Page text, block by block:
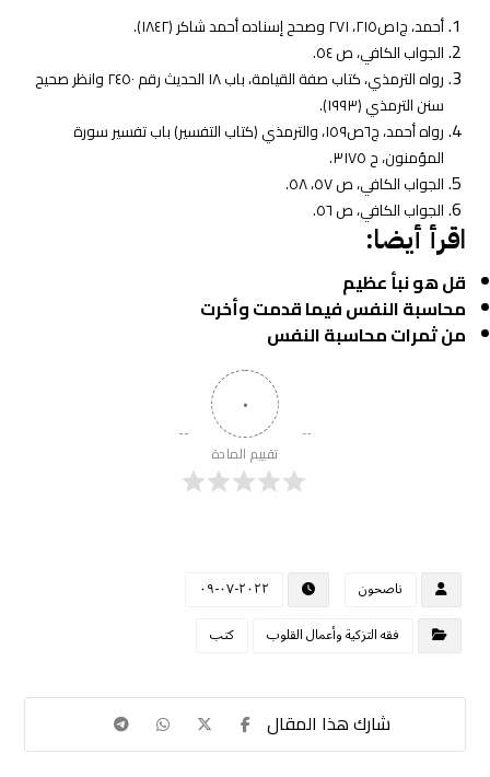
أحمد، ج١ص٢١٥، ٢٧١ وصحح إسناده أحمد شاكر (١٨٤٢).
الجواب الكافي، ص ٥٤.
رواه الترمذي، كتاب صفة القيامة، باب ١٨ الحديث رقم ٢٤٥٠ وانظر صحيح
سنن الترمذي (١٩٩٣).
رواه أحمد، ج٦ص١٥٩، والترمذي (كتاب التفسير) باب تفسير سورة
المؤمنون، ح ٣١٧٥.
الجواب الكافي، ص ٥٧، ٥٨.
الجواب الكافي، ص ٥٦.
اقرأ أيضا:
قل هو نبأ عظيم
محاسبة النفس فيما قدمت وأخرت
من ثمرات محاسبة النفس
٠
تقييم المادة
ناصحون
٢٠٢٢-٠٧-٠٩
فقه التزكية وأعمال القلوب
كتب